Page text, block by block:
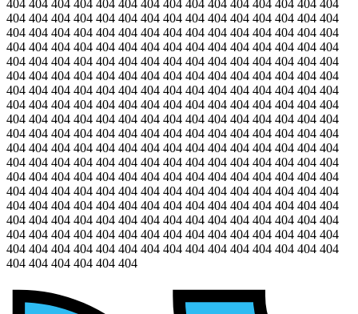
404 404 404 404 404 404 404 404 404 404 404 404 404 404 404
404 404 404 404 404 404 404 404 404 404 404 404 404 404 404
404 404 404 404 404 404 404 404 404 404 404 404 404 404 404
404 404 404 404 404 404 404 404 404 404 404 404 404 404 404
404 404 404 404 404 404 404 404 404 404 404 404 404 404 404
404 404 404 404 404 404 404 404 404 404 404 404 404 404 404
404 404 404 404 404 404 404 404 404 404 404 404 404 404 404
404 404 404 404 404 404 404 404 404 404 404 404 404 404 404
404 404 404 404 404 404 404 404 404 404 404 404 404 404 404
404 404 404 404 404 404 404 404 404 404 404 404 404 404 404
404 404 404 404 404 404 404 404 404 404 404 404 404 404 404
404 404 404 404 404 404 404 404 404 404 404 404 404 404 404
404 404 404 404 404 404 404 404 404 404 404 404 404 404 404
404 404 404 404 404 404 404 404 404 404 404 404 404 404 404
404 404 404 404 404 404 404 404 404 404 404 404 404 404 404
404 404 404 404 404 404 404 404 404 404 404 404 404 404 404
404 404 404 404 404 404 404 404 404 404 404 404 404 404 404
404 404 404 404 404 404 404 404 404 404 404 404 404 404 404
404 404 404 404 404 404